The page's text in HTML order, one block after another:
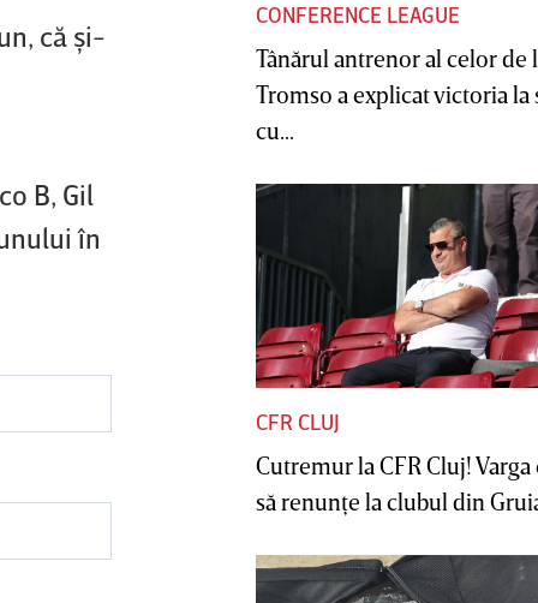
că şi-
B, Gil
în
CONFERENCE LEAGUE
Tânărul antrenor al celor de
Tromso a explicat victoria la
cu...
CFR CLUJ
Cutremur la CFR Cluj! Varga
să renunţe la clubul din